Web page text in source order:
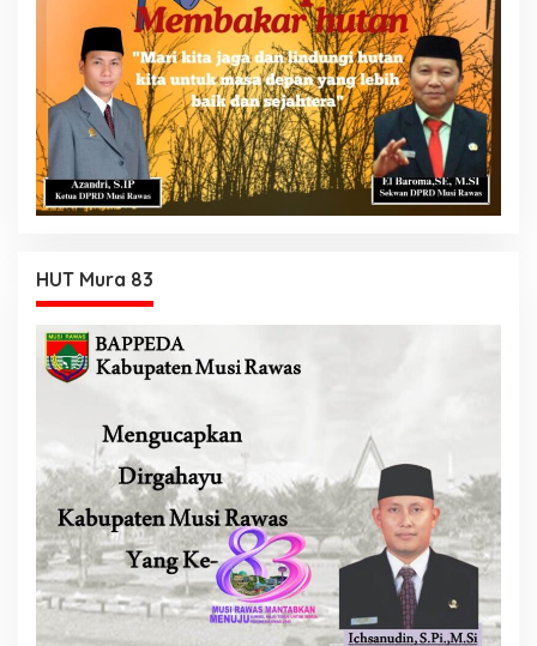
HUT Mura 83